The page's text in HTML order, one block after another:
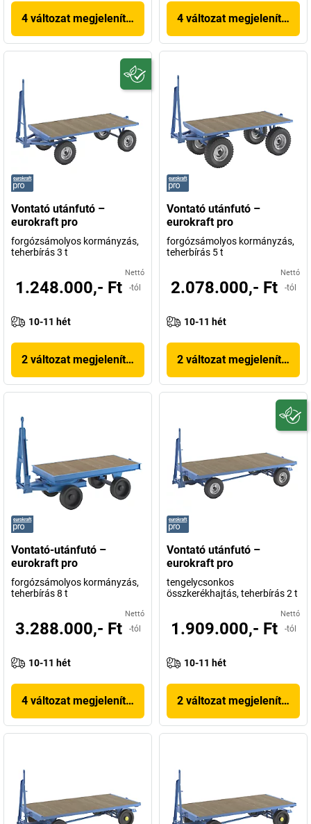
4 változat megjelenítése 4 változat megjelenítése
Vontató utánfutó –
eurokraft pro
forgózsámolyos kormányzás,
teherbírás 3 t
Nettó
1.248.000,- Ft -tól
10-11 hét
2 változat megjelenítése
Vontató utánfutó –
eurokraft pro
forgózsámolyos kormányzás,
teherbírás 5 t
Nettó
2.078.000,- Ft -tól
10-11 hét
2 változat megjelenítése
Vontató-utánfutó –
eurokraft pro
forgózsámolyos kormányzás,
teherbírás 8 t
Nettó
3.288.000,- Ft -tól
10-11 hét
4 változat megjelenítése
Vontató utánfutó –
eurokraft pro
tengelycsonkos
összkerékhajtás, teherbírás 2 t
Nettó
1.909.000,- Ft -tól
10-11 hét
2 változat megjelenítése